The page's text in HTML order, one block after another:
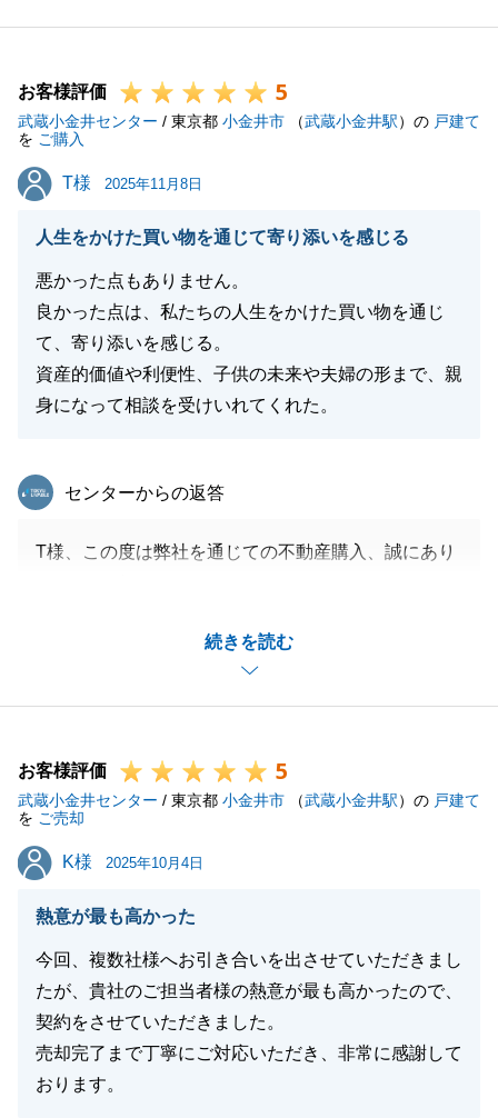
私の配慮が足りず、ご希望に沿ったご提案をすること
今後、不動産に関してお困りごと等がございました
ら、お気軽にお申し付けください。
今後とも、何卒宜しくお願いいたします。
閉じる
お客様評価 5
武蔵小金井センター / 東京都 小金井市 （武蔵小金井駅）の 戸建て
を ご購入
T様
T様 2025年11月8日
人生をかけた買い物を通じて寄り添いを感じる
悪かった点もありません。
良かった点は、私たちの人生をかけた買い物を通じ
て、寄り添いを感じる。
資産的価値や利便性、子供の未来や夫婦の形まで、親
身になって相談を受けいれてくれた。
続きを読む
東急リバブル
センターからの返答
T様、この度は弊社を通じての不動産購入、誠にあり
て、寄り添いを感じるというお言葉は、非常に嬉しく
T様ご家族がご購入されたお宅で笑顔が絶えないご生
今後ともお困りごとがございましたら、お気軽にご相
談してください。
お客様評価 5
武蔵小金井センター / 東京都 小金井市 （武蔵小金井駅）の 戸建て
を ご売却
K様
K様 2025年10月4日
熱意が最も高かった
今回、複数社様へお引き合いを出させていただきまし
たが、貴社のご担当者様の熱意が最も高かったので、
契約をさせていただきました。
売却完了まで丁寧にご対応いただき、非常に感謝して
おります。